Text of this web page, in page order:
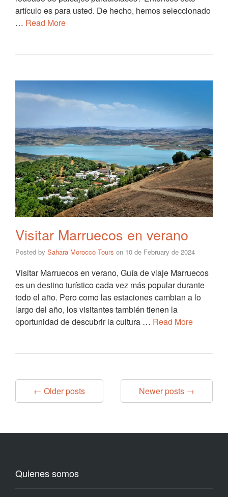
artículo es para usted. De hecho, hemos seleccionado
… Read More
Visitar Marruecos en verano
Posted by Sahara Morocco Tours on 10 de February de 2024
Visitar Marruecos en verano, Guía de viaje Marruecos
es un destino turístico cada vez más popular durante
todo el año. Pero como las estaciones cambian a lo
largo del año, los visitantes también tienen la
oportunidad de descubrir la cultura … Read More
← Older posts Newer posts →
Quienes somos